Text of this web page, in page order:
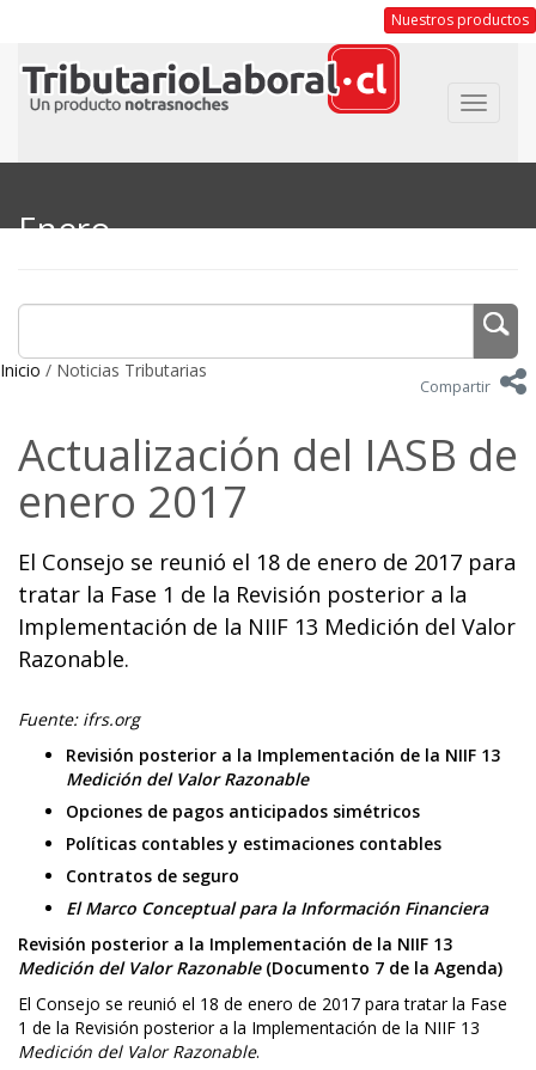
Nuestros productos
Toggle
Enero
Inicio / Noticias Tributarias
Compartir
Actualización del IASB de
enero 2017
El Consejo se reunió el 18 de enero de 2017 para
tratar la Fase 1 de la Revisión posterior a la
Implementación de la NIIF 13 Medición del Valor
Razonable.
Fuente: ifrs.org
Revisión posterior a la Implementación de la NIIF 13
Medición del Valor Razonable
Opciones de pagos anticipados simétricos
Políticas contables y estimaciones contables
Contratos de seguro
El Marco Conceptual para la Información Financiera
Revisión posterior a la Implementación de la NIIF 13
Medición del Valor Razonable(Documento 7 de la Agenda)
El Consejo se reunió el 18 de enero de 2017 para tratar la Fase
1 de la Revisión posterior a la Implementación de la NIIF 13
Medición del Valor Razonable.